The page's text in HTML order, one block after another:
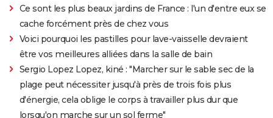
Ce sont les plus beaux jardins de France : l'un d'entre eux se
cache forcément près de chez vous
Voici pourquoi les pastilles pour lave-vaisselle devraient
être vos meilleures alliées dans la salle de bain
Sergio Lopez Lopez, kiné : "Marcher sur le sable sec de la
plage peut nécessiter jusqu'à près de trois fois plus
d'énergie, cela oblige le corps à travailler plus dur que
lorsqu'on marche sur un sol ferme"